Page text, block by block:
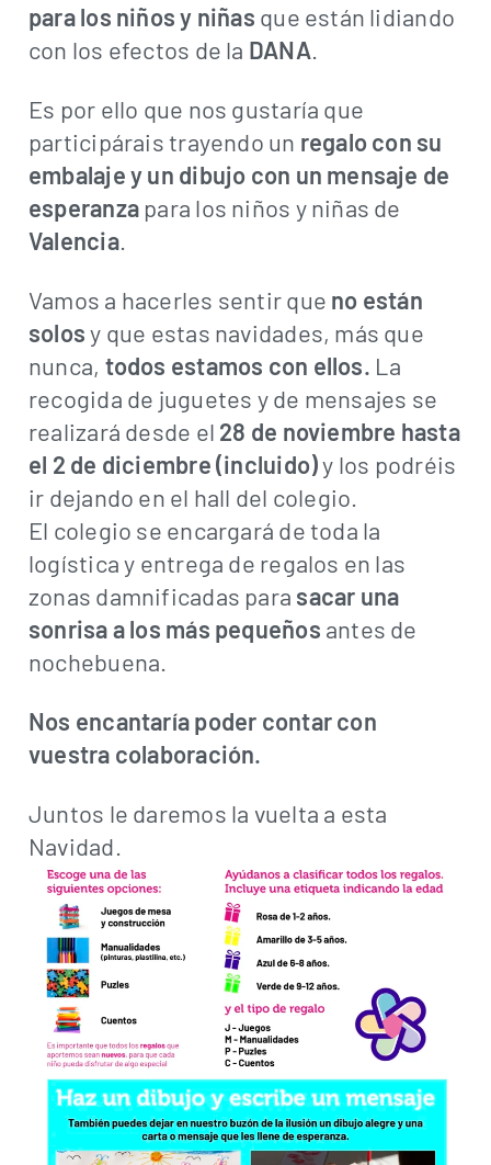
para los niños y niñas que están lidiando
con los efectos de la DANA
Es por ello que nos gustaría que
participárais trayendo un regalo con su
embalaje y un dibujo con un mensaje de
esperanzapara los niños y niñas de
Valencia.
Vamos a hacerles sentir que no están
solosy que estas navidades, más que
nunca, todos estamos con ellos. La
recogida de juguetes y de mensajes se
realizará desde el 28 de noviembre hasta
el 2 de diciembre (incluido)y los podréis
ir dejando en el hall del colegio.
El colegio se encargará de toda la
logística y entrega de regalos en las
zonas damnificadas para sacar una
sonrisa a los más pequeños antes de
nochebuena.
Nos encantaría poder contar con
vuestra colaboración.
Juntos le daremos la vuelta a esta
Navidad.